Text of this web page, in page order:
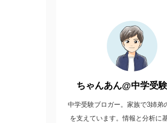
ちゃんあん@中学受
中学受験ブロガー。家族で3姉弟
を支えています。情報と分析に